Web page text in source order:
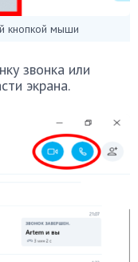
кнопкой мыши
звонка или
экрана.